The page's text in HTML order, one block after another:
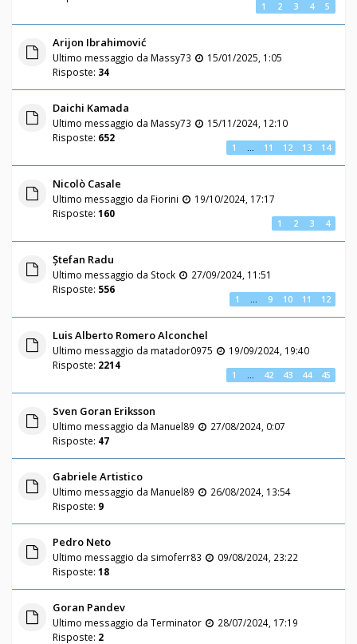
1 2 3 4 5
Arijon Ibrahimović
Ultimo messaggio da Massy73
15/01/2025, 1:05
Risposte: 34
Daichi Kamada
Ultimo messaggio da Massy73
15/11/2024, 12:10
Risposte: 652
1 … 11 12 13 14
Nicolò Casale
Ultimo messaggio da Fiorini
19/10/2024, 17:17
Risposte: 160
1 2 3 4
Ștefan Radu
Ultimo messaggio da Stock
27/09/2024, 11:51
Risposte: 556
1 … 9 10 11 12
Luis Alberto Romero Alconchel
Ultimo messaggio da matador0975
19/09/2024, 19:40
Risposte: 2214
1 … 42 43 44 45
Sven Goran Eriksson
Ultimo messaggio da Manuel89
27/08/2024, 0:07
Risposte: 47
Gabriele Artistico
Ultimo messaggio da Manuel89
26/08/2024, 13:54
Risposte: 9
Pedro Neto
Ultimo messaggio da simoferr83
09/08/2024, 23:22
Risposte: 18
Goran Pandev
Ultimo messaggio da Terminator
28/07/2024, 17:19
Risposte: 2